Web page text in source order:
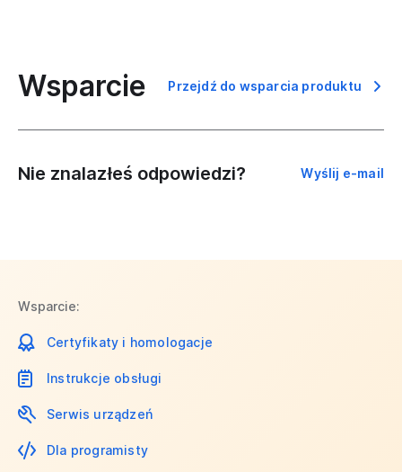
Wsparcie Przejdź do wsparcia produktu
Nie znalazłeś odpowiedzi? Wyślij e-mail
Wsparcie:
Certyfikaty i homologacje
Instrukcje obsługi
Serwis urządzeń
Dla programisty